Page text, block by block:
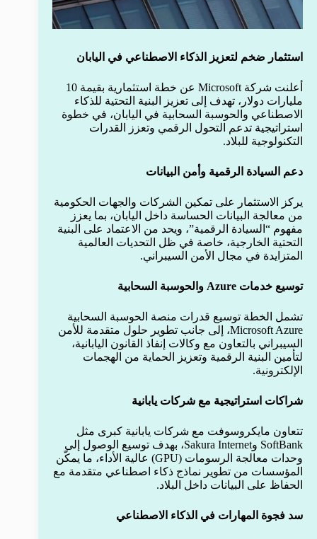
استثمار ضخم لتعزيز الذكاء الاصطناعي في اليابان
أعلنت شركة Microsoft عن خطة استثمارية بقيمة 10
مليارات دولار، تهدف إلى تعزيز البنية التحتية للذكاء
الاصطناعي والحوسبة السحابية في اليابان، في خطوة
استراتيجية تدعم التحول الرقمي وتعزز القدرات
التكنولوجية للبلاد.
دعم السيادة الرقمية وأمن البيانات
يركز الاستثمار على تمكين الشركات والجهات الحكومية
من معالجة البيانات الحساسة داخل اليابان، بما يعزز
مفهوم “السيادة الرقمية”، ويحد من الاعتماد على البنية
التحتية الخارجية، خاصة في ظل التحديات العالمية
المتزايدة في مجال الأمن السيبراني.
توسيع خدمات Azure والحوسبة السحابية
تشمل الخطة توسيع قدرات منصة الحوسبة السحابية
Microsoft Azure، إلى جانب تطوير حلول متقدمة للأمن
السيبراني بالتعاون مع وكالات إنفاذ القانون اليابانية،
لتأمين البنية الرقمية وتعزيز الحماية من الهجمات
الإلكترونية.
شراكات استراتيجية مع شركات يابانية
تتعاون مايكروسوفت مع شركات يابانية كبرى مثل
SoftBank وSakura Internet، بهدف توسيع الوصول إلى
وحدات معالجة الرسومات (GPU) عالية الأداء، ما يمكّن
المؤسسات من تطوير نماذج ذكاء اصطناعي متقدمة مع
الحفاظ على البيانات داخل البلاد.
سد فجوة المهارات في الذكاء الاصطناعي